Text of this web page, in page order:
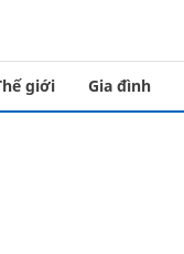
giới Gia đình